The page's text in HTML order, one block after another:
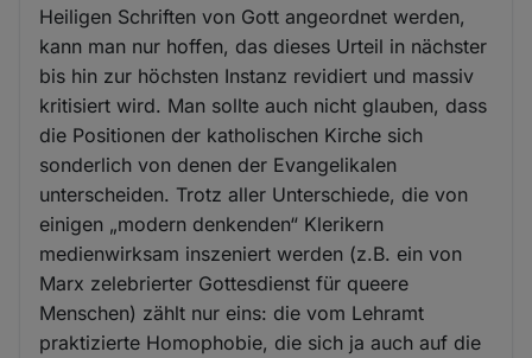
Heiligen Schriften von Gott angeordnet werden,
kann man nur hoffen, das dieses Urteil in nächster
bis hin zur höchsten Instanz revidiert und massiv
kritisiert wird. Man sollte auch nicht glauben, dass
die Positionen der katholischen Kirche sich
sonderlich von denen der Evangelikalen
unterscheiden. Trotz aller Unterschiede, die von
einigen „modern denkenden“ Klerikern
medienwirksam inszeniert werden (z.B. ein von
Marx zelebrierter Gottesdienst für queere
Menschen) zählt nur eins: die vom Lehramt
praktizierte Homophobie, die sich ja auch auf die